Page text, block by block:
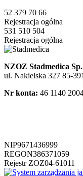
52 379 70 66
Rejestracja ogólna
531 510 504
Rejestracja ogólna
NZOZ Stadmedica
ul. Nakielska 327 85-
Nr konta: 46 1140
NIP9671436999
REGON386371059
Rejestr ZOZ04-61011